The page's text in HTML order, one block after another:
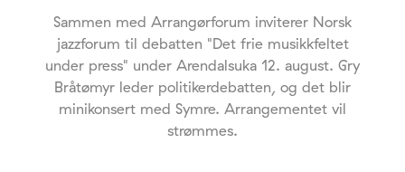
Sammen med Arrangørforum inviterer Norsk
jazzforum til debatten "Det frie musikkfeltet
under press" under Arendalsuka 12. august. Gry
Bråtømyr leder politikerdebatten, og det blir
minikonsert med Symre. Arrangementet vil
strømmes.